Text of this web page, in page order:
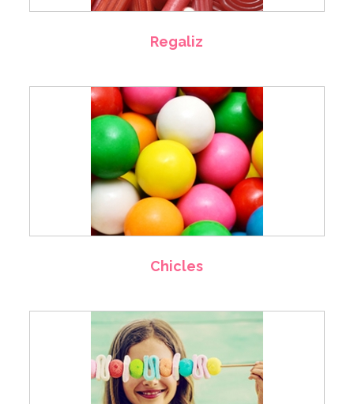
Regaliz
Chicles